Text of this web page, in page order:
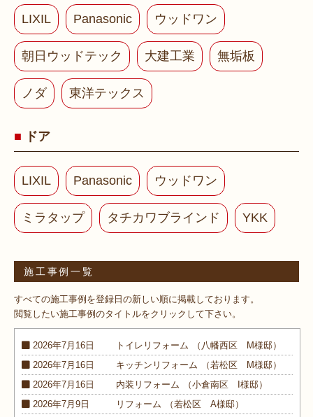
LIXIL Panasonic ウッドワン
朝日ウッドテック 大建工業 無垢板
ノダ 東洋テックス
ドア
LIXIL Panasonic ウッドワン
ミラタップ タチカワブラインド YKK
施工事例一覧
すべての施工事例を登録日の新しい順に掲載しております。
閲覧したい施工事例のタイトルをクリックして下さい。
2026年7月16日 トイレ リフォーム
（八幡西区 M様邸）
2026年7月16日
キッチン リフォーム
（若松区 M様邸）
2026年7月16日
内装 リフォーム
（小倉南区 I様邸）
2026年7月9日
リフォーム
（若松区 A様邸）